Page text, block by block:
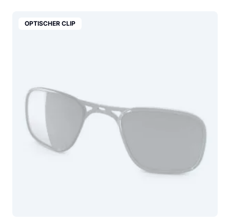
OPTISCHER CLIP